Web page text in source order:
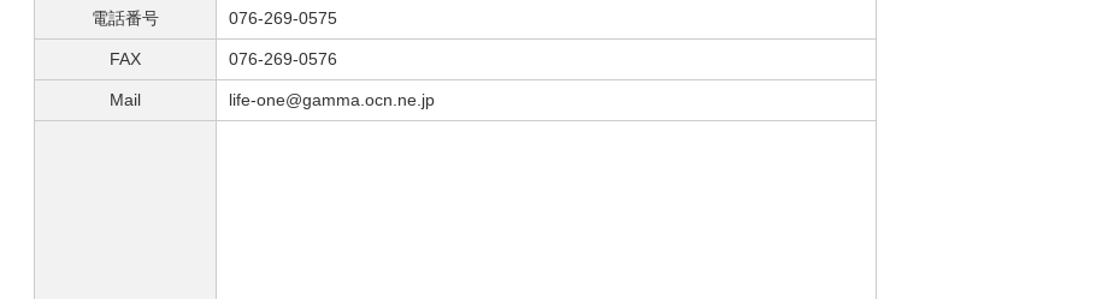
電話番号 076-269-0575
FAX 076-269-0576
Mail life-one@gamma.ocn.ne.jp